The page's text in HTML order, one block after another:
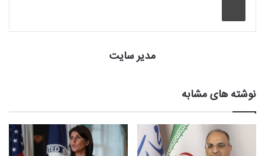
مدیر سایت
نوشته های مشابه